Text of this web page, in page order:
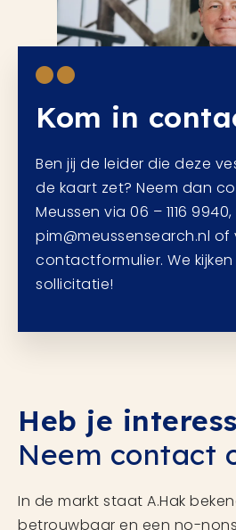
Kom in
Ben jij de leider die deze
de kaart zet? Neem dan
Meussen via 06 – 1116
pim@meussensearch.nl
contactformulier. We
sollicitatie!
Heb je
Neem contact
In de markt staat A.Hak
betrouwbaar en een no-